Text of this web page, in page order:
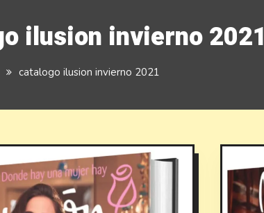
ilusion invierno 2021
catalogo ilusion invierno 2021